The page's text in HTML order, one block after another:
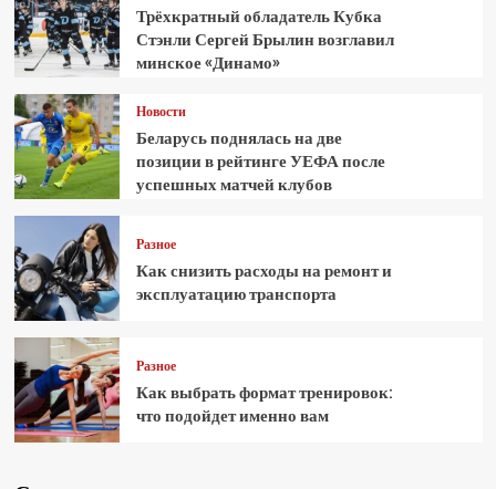
Трёхкратный обладатель Кубка
Стэнли Сергей Брылин возглавил
минское «Динамо»
Новости
Беларусь поднялась на две
позиции в рейтинге УЕФА после
успешных матчей клубов
Разное
Как снизить расходы на ремонт и
эксплуатацию транспорта
Разное
Как выбрать формат тренировок:
что подойдет именно вам